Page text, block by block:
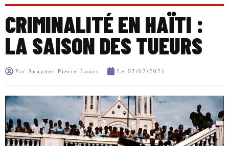
CRIMINALITÉ EN HAÏTI :
LA SAISON DES TUEURS
Par Snayder Pierre Louis Le 02/02/2021